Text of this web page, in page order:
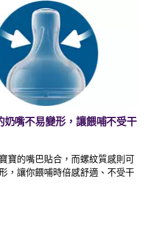
奶嘴不易變形，讓餵哺不受干
寶的嘴巴貼合，而螺紋質感則可
，讓你餵哺時倍感舒適、不受干